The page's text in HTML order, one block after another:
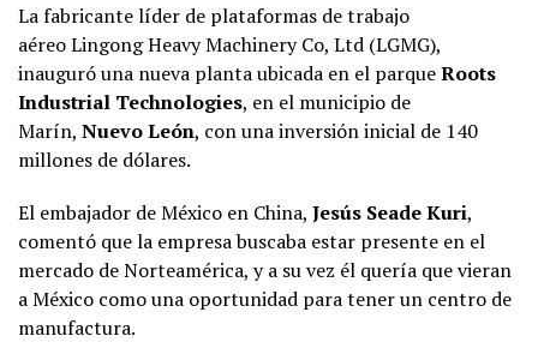
La fabricante líder de plataformas de trabajo
aéreo Lingong Heavy Machinery Co, Ltd (LGMG),
inauguró una nueva planta ubicada en el parqueRoots
Industrial Technologies, en el municipio de
Marín, Nuevo León, con una inversión inicial de 140
millones de dólares.
El embajador de México en China, Jesús Seade Kuri,
comentó que la empresa buscaba estar presente en el
mercado de Norteamérica, y a su vez él quería que vieran
a México como una oportunidad para tener un centro de
manufactura.